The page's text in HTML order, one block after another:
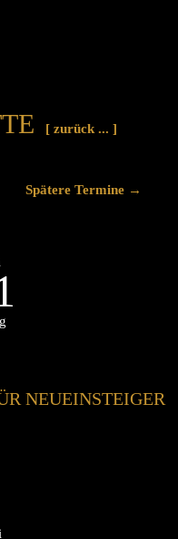
[ zurück ... ]
Spätere Termine →
NEUEINSTEIGER